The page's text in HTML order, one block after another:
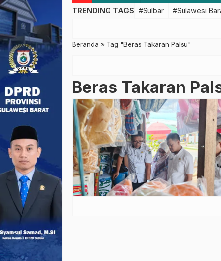
TRENDING TAGS #Sulbar #Sulawesi
Beranda » Tag "Beras Takaran Palsu"
Beras Takaran